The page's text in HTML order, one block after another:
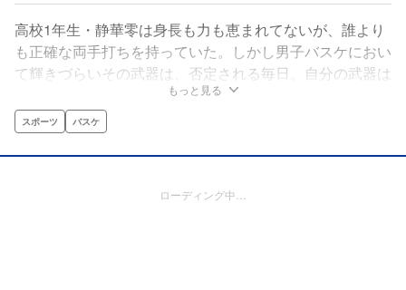
高校1年生・静華零は身長も力も恵まれてないが、誰より
も正確な両手打ちを持っていた。しかし男子バスケにおい
て輝きづらいその武器は、否定される毎日。自分の武器は
誰にも、何にも届かないのか。自信を失いかけた時、アメ
リカからのストリートスタイルの転校生・美阪百との出会
いが運命を変える！貫け、自分だけのスタイル！両手打ち
＆ストリートのコンビが奇跡を巻き起こす、最高にCOOL
もっと見る
スポーツ バスケ
ローディング中…